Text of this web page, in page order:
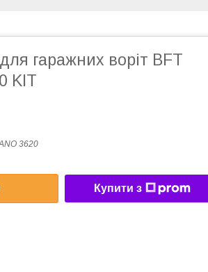
гаражних воріт BFT
KIT
3620
Купити з